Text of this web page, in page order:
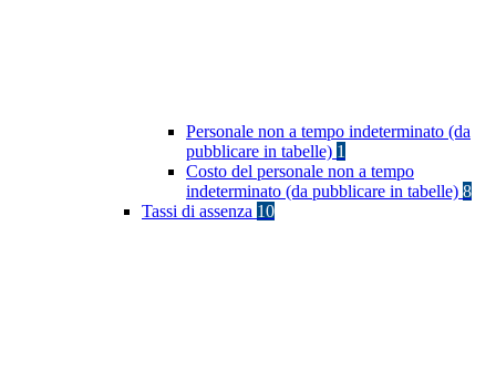
Personale non a tempo indeterminato (da
pubblicare in tabelle) 1
Costo del personale non a tempo
indeterminato (da pubblicare in tabelle) 8
Tassi di assenza 10